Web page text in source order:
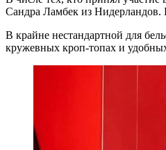
Сандра Ламбек из Нидерландов.
В крайне нестандартной для
кружевных кроп-топах и